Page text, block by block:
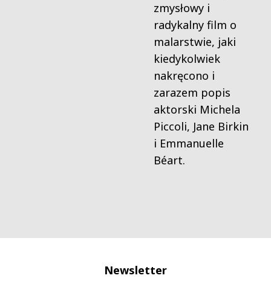
zmysłowy i
radykalny film o
malarstwie, jaki
kiedykolwiek
nakręcono i
zarazem popis
aktorski Michela
Piccoli, Jane Birkin
i Emmanuelle
Béart.
Newsletter